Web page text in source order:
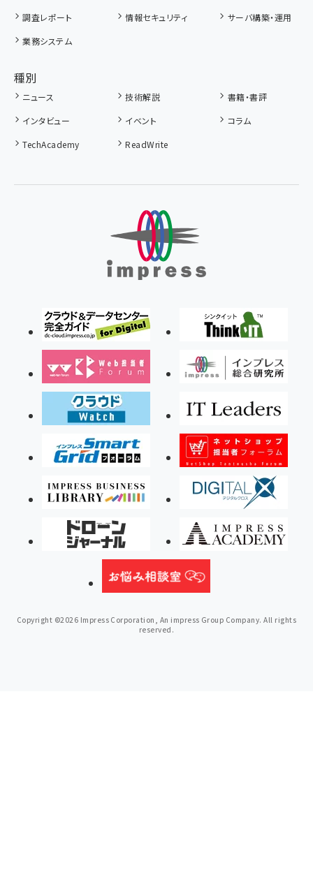
調査レポート
情報セキュリティ
サーバ構築・運用
業務システム
種別
ニュース 技術解説
書籍・書評
インタビュー
イベント
コラム
TechAcademy
ReadWrite
Copyright ©2026 Impress Corporation, An impress Group Company. All rights
reserved.